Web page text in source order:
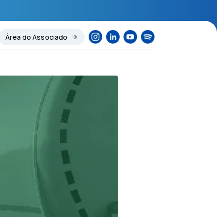
Área do Associado